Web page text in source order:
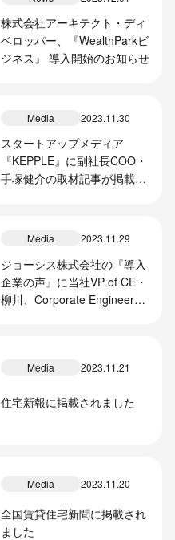
株式会社アーキテクト・ディ
ベロッパー、『WealthParkビ
ジネス』 導入開始のお知らせ
Media 2023.11.30
スタートアップメディア
『KEPPLE』に副社長COO・
手塚健介の取材記事が掲載さ
Media 2023.11.29
ジョーシス株式会社の『導入
企業の声』に当社VP of CE・
柳川、Corporate Engineer・
Media 2023.11.21
住宅新報に掲載されました
Media 2023.11.20
全国賃貸住宅新聞に掲載され
ました